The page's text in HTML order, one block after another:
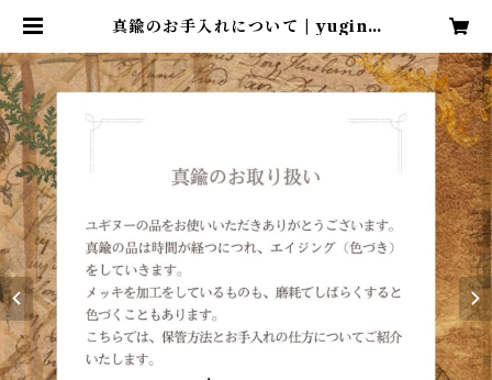
真鍮のお手入れについて | yugino